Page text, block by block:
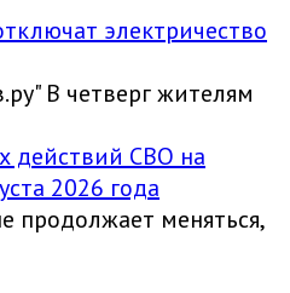
электричество
В четверг жителям
действий СВО на
2026 года
продолжает меняться,